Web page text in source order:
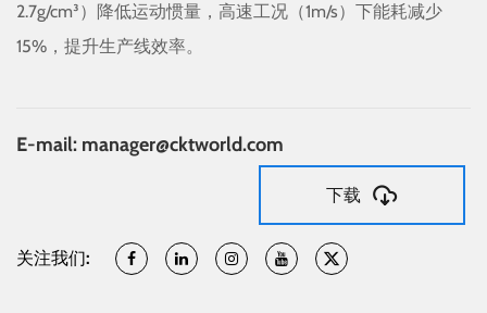
2.7g/cm³）降低运动惯量，高速工况（1m/s）下能耗减少
15%，提升生产线效率。
E-mail: manager@cktworld.com
下载
关注我们: